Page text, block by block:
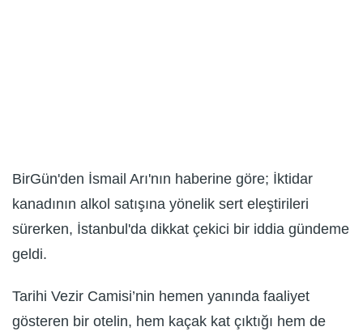
BirGün'den İsmail Arı'nın haberine göre; İktidar
kanadının alkol satışına yönelik sert eleştirileri
sürerken, İstanbul'da dikkat çekici bir iddia gündeme
geldi.
Tarihi Vezir Camisi’nin hemen yanında faaliyet
gösteren bir otelin, hem kaçak kat çıktığı hem de